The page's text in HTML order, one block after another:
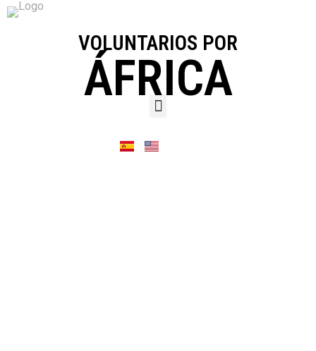
VOLUNTARIOS POR
ÁFRICA